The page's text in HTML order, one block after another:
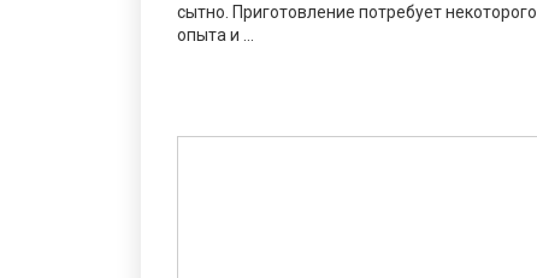
сытно. Приготовление потребует некоторого
опыта и ...